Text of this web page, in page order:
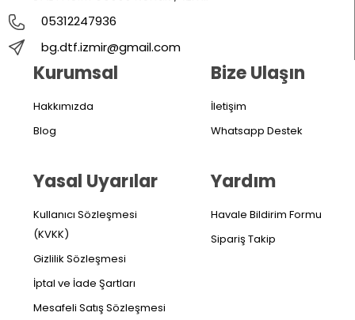
05312247936
bg.dtf.izmir@gmail.com
Kurumsal
Hakkımızda
Blog
Yasal Uyarılar
Kullanıcı Sözleşmesi
(KVKK)
Gizlilik Sözleşmesi
İptal ve İade Şartları
Mesafeli Satış Sözleşmesi
Bize Ulaşın
İletişim
Whatsapp Destek
Yardım
Havale Bildirim Formu
Sipariş Takip